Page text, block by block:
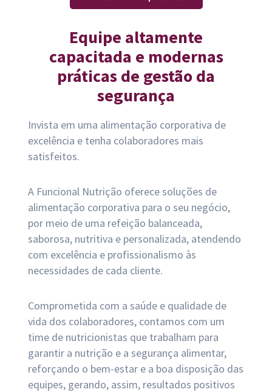
Equipe altamente
capacitada e modernas
práticas de gestão da
segurança
Invista em uma alimentação corporativa de
excelência e tenha colaboradores mais
satisfeitos.
A Funcional Nutrição oferece soluções de
alimentação corporativa para o seu negócio,
por meio de uma refeição balanceada,
saborosa, nutritiva e personalizada, atendendo
com excelência e profissionalismo às
necessidades de cada cliente.
Comprometida com a saúde e qualidade de
vida dos colaboradores, contamos com um
time de nutricionistas que trabalham para
garantir a nutrição e a segurança alimentar,
reforçando o bem-estar e a boa disposição das
equipes, gerando, assim, resultados positivos